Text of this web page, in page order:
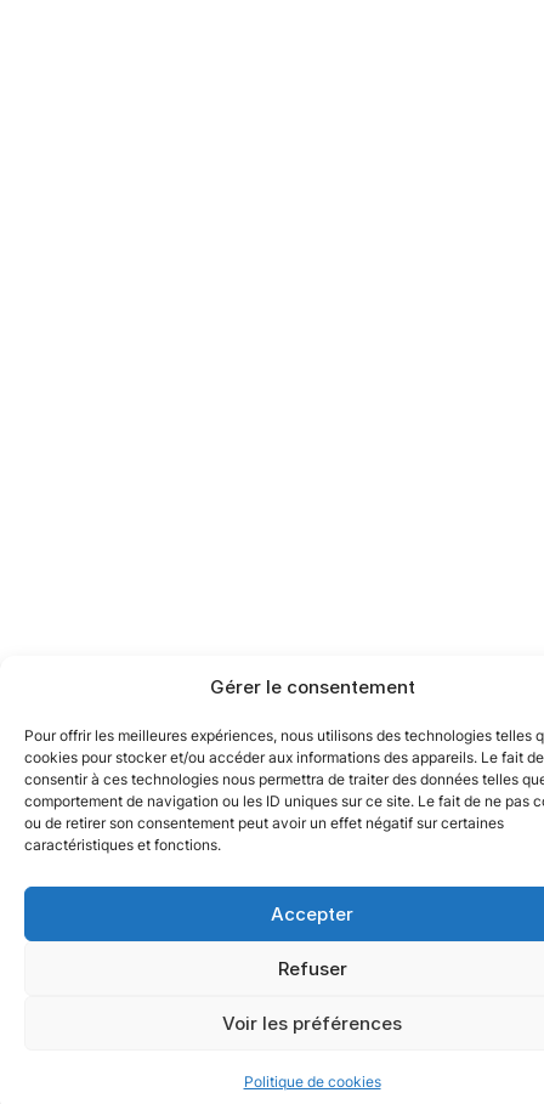
Gérer le consentement
Pour offrir les meilleures expériences, nous utilisons des technologies telles
cookies pour stocker et/ou accéder aux informations des appareils. Le fait de
consentir à ces technologies nous permettra de traiter des données telles
comportement de navigation ou les ID uniques sur ce site. Le fait de ne pas
ou de retirer son consentement peut avoir un effet négatif sur certaines
caractéristiques et fonctions.
Accepter
Refuser
Voir les préférences
Politique de cookies